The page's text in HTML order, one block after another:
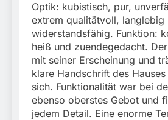
Optik: kubistisch, pur,
extrem qualitätvoll, langlebig
widerstandsfähig. Funktion:
heiß und zuendegedacht.
mit seiner Erscheinung und
klare Handschrift des
sich. Funktionalität war bei
ebenso oberstes Gebot und
jedem Detail. Eine enorme